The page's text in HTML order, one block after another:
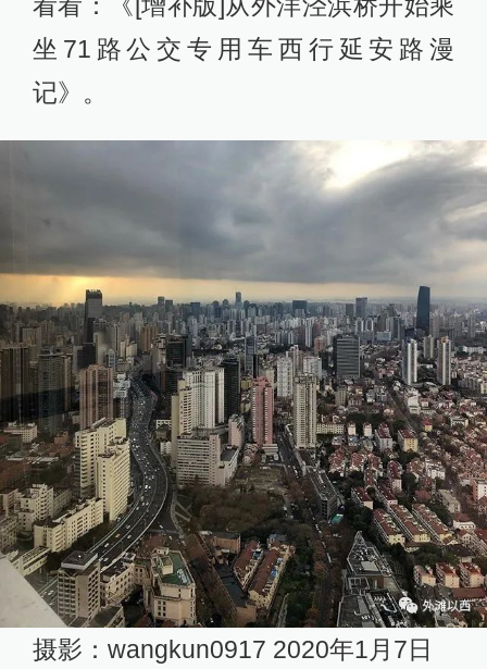
坐71路公交专用车西行延安路漫
记》。
摄影：wangkun0917 2020年1月7日